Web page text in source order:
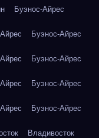
Буэнос-Айрес
Буэнос-Айрес
Буэнос-Айрес
Буэнос-Айрес
Буэнос-Айрес
Владивосток